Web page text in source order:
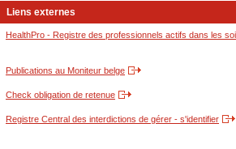
Liens externes
HealthPro - Registre des professionnels actifs dans les
Publications au Moniteur belge
Check obligation de retenue
Registre Central des interdictions de gérer - s'identifier